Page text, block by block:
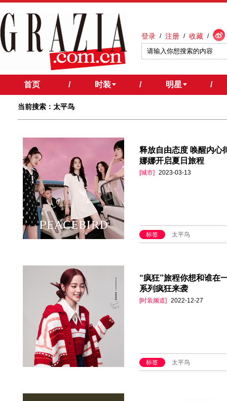
登录 / 注册 / 收藏 /
首页 / 时装 / 明星 /
当前搜索：太平鸟
释放自由态度 唤醒内心
娜娜开启夏日旅程
[城市] 2023-03-13
标签 太平鸟
“疯狂”旅程你想和谁在
系列疯狂来袭
[时装频道] 2022-12-27
标签 太平鸟